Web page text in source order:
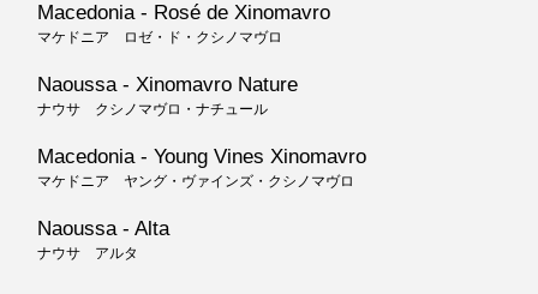
Macedonia - Rosé de Xinomavro
マケドニア ロゼ・ド・クシノマヴロ
Naoussa - Xinomavro Nature
ナウサ クシノマヴロ・ナチュール
Macedonia - Young Vines Xinomavro
マケドニア ヤング・ヴァインズ・クシノマヴロ
Naoussa - Alta
ナウサ アルタ